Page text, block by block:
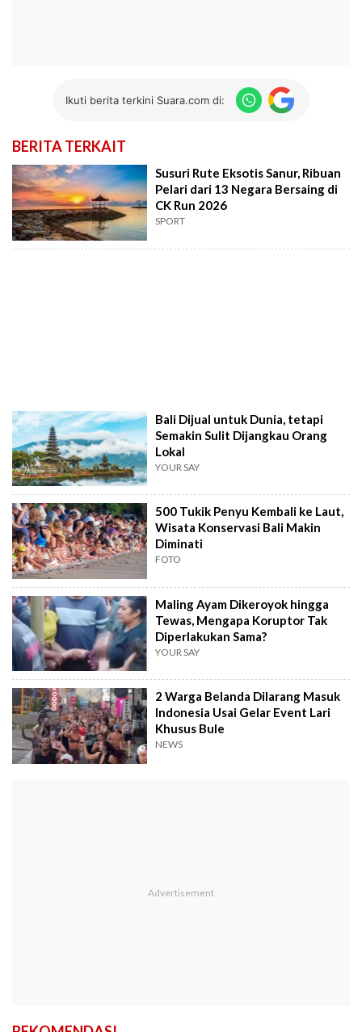
Ikuti berita terkini Suara.com di:
BERITA TERKAIT
Susuri Rute Eksotis Sanur, Ribuan
Pelari dari 13 Negara Bersaing di
CK Run 2026
SPORT
Bali Dijual untuk Dunia, tetapi
Semakin Sulit Dijangkau Orang
Lokal
YOUR SAY
500 Tukik Penyu Kembali ke Laut,
Wisata Konservasi Bali Makin
Diminati
FOTO
Maling Ayam Dikeroyok hingga
Tewas, Mengapa Koruptor Tak
Diperlakukan Sama?
YOUR SAY
2 Warga Belanda Dilarang Masuk
Indonesia Usai Gelar Event Lari
Khusus Bule
NEWS